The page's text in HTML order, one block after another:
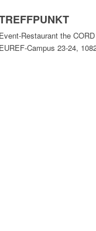
Event-Restaurant the CORD
EUREF-Campus 23-24,